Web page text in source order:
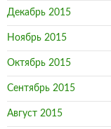
Декабрь 2015
Ноябрь 2015
Октябрь 2015
Сентябрь 2015
Август 2015